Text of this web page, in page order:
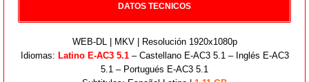
DATOS TECNICOS
WEB-DL | MKV | Resolución 1920x1080p
Idiomas: Latino E-AC3 5.1– Castellano E-AC3 5.1 – Inglés E-AC3
5.1 – Portugués E-AC3 5.1